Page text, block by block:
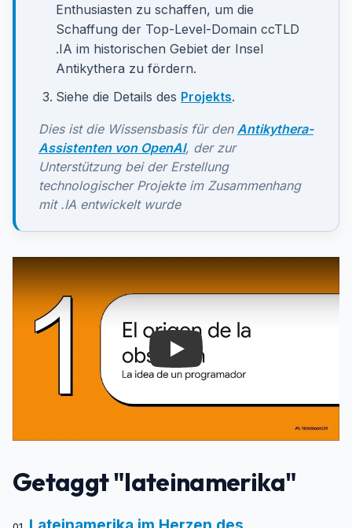
Enthusiasten zu schaffen, um die
Schaffung der Top-Level-Domain ccTLD
.IA im historischen Gebiet der Insel
Antikythera zu fördern.
Siehe die Details des Projekts.
Dies ist die Wissensbasis für den Antikythera-
Assistenten von OpenAI, der zur
Unterstützung bei der Erstellung
technologischer Projekte im Zusammenhang
mit .IA entwickelt wurde
Play
Getaggt "lateinamerika"